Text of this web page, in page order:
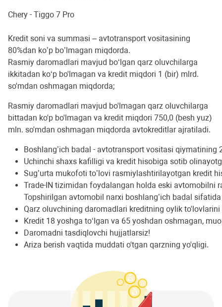
Chery - Tiggo 7 Pro
Kredit soni va summasi – avtotransport vositasining
80%dan ko’p bo’lmagan miqdorda.
Rasmiy daromadlari mavjud bo‘lgan qarz oluvchilarga
ikkitadan ko‘p bo'lmagan va kredit miqdori 1 (bir) mlrd.
so'mdan oshmagan miqdorda;
Rasmiy daromadlari mavjud bo'lmagan qarz oluvchilarga
bittadan ko'p bo'lmagan va kredit miqdori 750,0 (besh yuz)
mln. so'mdan oshmagan miqdorda avtokreditlar ajratiladi.
Boshlang’ich badal - avtotransport vositasi qiymatining
Uchinchi shaxs kafilligi va kredit hisobiga sotib
Sug’urta mukofoti to’lovi rasmiylashtirilayotgan kredit
Trade-IN tizimidan foydalangan holda eski avtomobilni
Topshirilgan avtomobil narxi boshlang’ich badal
Qarz oluvchining daromadlari kreditning oylik
Kredit 18 yoshga to‘lgan va 65 yoshdan oshmagan,
Daromadni tasdiqlovchi hujjatlarsiz!
Ariza berish vaqtida muddati o'tgan qarzning yo'qligi.